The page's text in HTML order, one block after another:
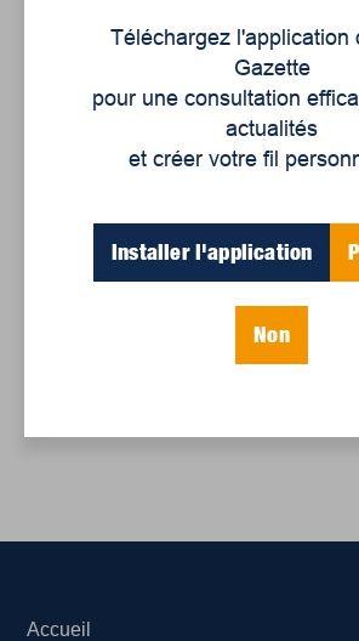
Environnement
Les marchés publics
Téléchargez l'application
Gazette
pour une consultation
actualités
et créer votre fil
Installer l'application
Non
Accueil